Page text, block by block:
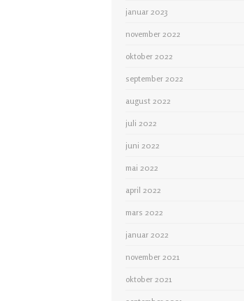
januar 2023
november 2022
oktober 2022
september 2022
august 2022
juli 2022
juni 2022
mai 2022
april 2022
mars 2022
januar 2022
november 2021
oktober 2021